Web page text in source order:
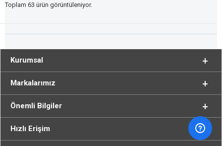
Toplam 63 ürün görüntüleniyor.
Kurumsal
Markalarımız
Önemli Bilgiler
Hızlı Erişim